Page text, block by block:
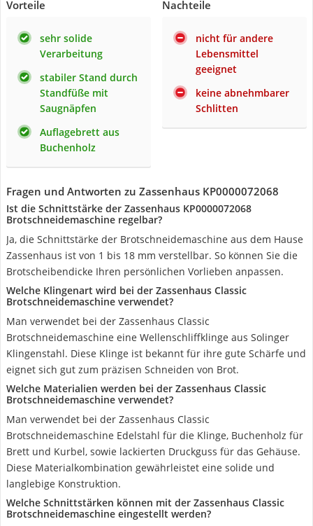
Vorteile
sehr solide
Verarbeitung
stabiler Stand durch
Standfüße mit
Saugnäpfen
Auflagebrett aus
Buchenholz
Nachteile
nicht für andere
Lebensmittel
geeignet
keine abnehmbarer
Schlitten
Fragen und Antworten zu Zassenhaus KP0000072068
Ist die Schnittstärke der Zassenhaus KP0000072068
Brotschneidemaschine regelbar?
Ja, die Schnittstärke der Brotschneidemaschine aus dem Hause
Zassenhaus ist von 1 bis 18 mm verstellbar. So können Sie die
Brotscheibendicke Ihren persönlichen Vorlieben anpassen.
Welche Klingenart wird bei der Zassenhaus Classic
Brotschneidemaschine verwendet?
Man verwendet bei der Zassenhaus Classic
Brotschneidemaschine eine Wellenschliffklinge aus Solinger
Klingenstahl. Diese Klinge ist bekannt für ihre gute Schärfe und
eignet sich gut zum präzisen Schneiden von Brot.
Welche Materialien werden bei der Zassenhaus Classic
Brotschneidemaschine verwendet?
Man verwendet bei der Zassenhaus Classic
Brotschneidemaschine Edelstahl für die Klinge, Buchenholz für
Brett und Kurbel, sowie lackierten Druckguss für das Gehäuse.
Diese Materialkombination gewährleistet eine solide und
langlebige Konstruktion.
Welche Schnittstärken können mit der Zassenhaus Classic
Brotschneidemaschine eingestellt werden?